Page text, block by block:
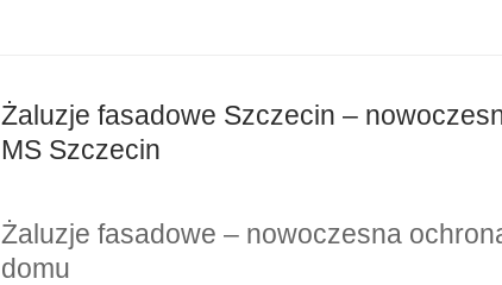
Żaluzje fasadowe Szczecin –
MS Szczecin
Żaluzje fasadowe – nowoczesna
domu